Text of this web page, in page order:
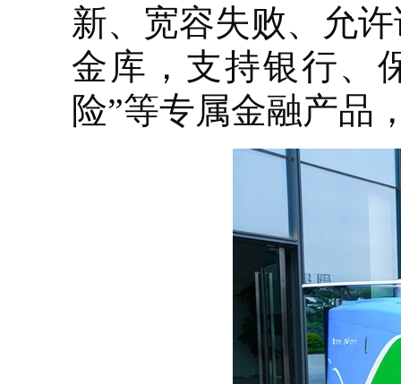
新、宽容失败、允
金库，支持银行、
险”等专属金融产品